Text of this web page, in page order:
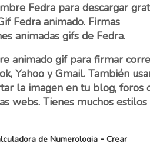
Fedra para descargar
Fedra animado. Firmas
animadas gifs de Fedra.
animado gif para firmar
Yahoo y Gmail. También
la imagen en tu blog, foros
webs. Tienes muchos estilos
de Numerologia - Crear